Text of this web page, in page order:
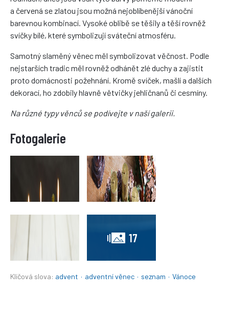
a červená se zlatou jsou možná nejoblíbenější vánoční
barevnou kombinací. Vysoké oblibě se těšily a těší rovněž
svíčky bílé, které symbolizují sváteční atmosféru.
Samotný slaměný věnec měl symbolizovat věčnost. Podle
nejstarších tradic měl rovněž odhánět zlé duchy a zajistit
proto domácnosti požehnání. Kromě svíček, mašlí a dalších
dekorací, ho zdobily hlavně větvičky jehličnanů či cesmíny.
Na různé typy věnců se podívejte v naší galerii.
17
Klíčová slova: advent · adventní věnec · seznam · Vánoce